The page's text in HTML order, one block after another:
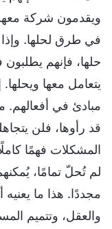
ويقدمون شركة
في طرق لحلها. وإذا
حلها، فإنهم
يتعامل معها ويحلها.
مبادئ في أفعالهم.
قد رأوها، فلن
المشكلات فهمًا
لم تُحلّ تمامًا،
مجددًا. هذا ما
والعقل، وتتميم